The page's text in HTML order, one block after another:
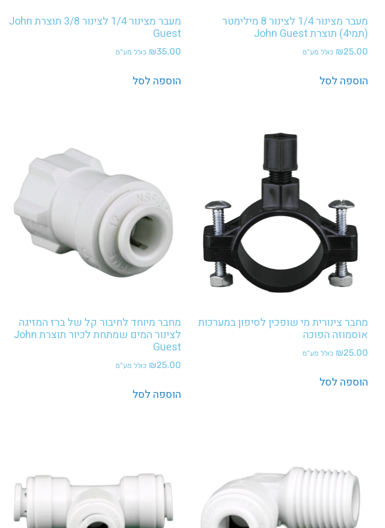
מעבר מצינור 1/4 לצינור 8 מילימטר
(תמי4) תוצרת John Guest
₪25.00 כולל מע"מ
הוספה לסל
מעבר מצינור 1/4 לצינור 3/8 תוצרת John
Guest
₪35.00 כולל מע"מ
הוספה לסל
מחבר צינורית מי שופכין לסיפון במערכות
אוסמוזה הפוכה
₪25.00 כולל מע"מ
הוספה לסל
מחבר מיוחד לחיבור קל של ברז המזיגה
לצינור המים שמתחת לכיור תוצרת John
Guest
₪25.00 כולל מע"מ
הוספה לסל